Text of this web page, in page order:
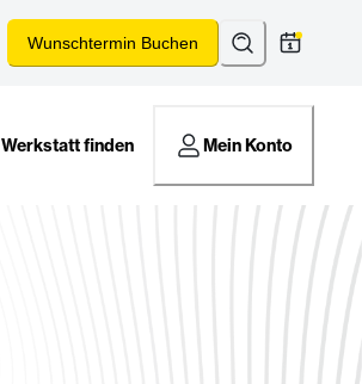
Wunschtermin Buchen Suchen*
Werkstatt finden Mein Konto